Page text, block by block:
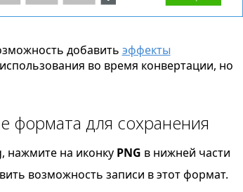
добавить эффекты
во время конвертации, но
формата для сохранения
нажмите на иконку PNG в нижней части
возможность записи в этот формат.